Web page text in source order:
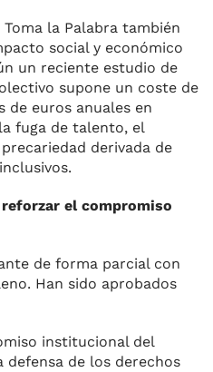
la Palabra también
social y económico
un reciente estudio de
supone un coste de
de euros anuales en
fuga de talento, el
derivada de
el compromiso
de forma parcial con
Han sido aprobados
institucional del
de los derechos